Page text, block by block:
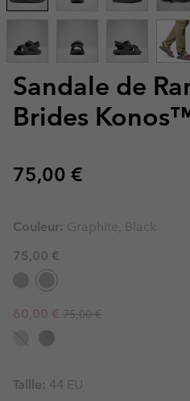
Sandale de
Brides
Regular price:
75,00 €
Couleur: Graphite, Black
75,00 €
Sale price:
60,00 € Regular price:
75,00 €
Taille: 44 EU